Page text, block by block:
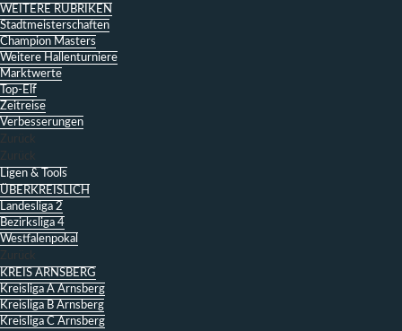
WEITERE RUBRIKEN
Stadtmeisterschaften
Champion Masters
Weitere Hallenturniere
Marktwerte
Top-Elf
Zeitreise
Verbesserungen
Zurück
Zurück
Ligen & Tools
ÜBERKREISLICH
Landesliga 2
Bezirksliga 4
Westfalenpokal
Zurück
KREIS ARNSBERG
Kreisliga A Arnsberg
Kreisliga B Arnsberg
Kreisliga C Arnsberg